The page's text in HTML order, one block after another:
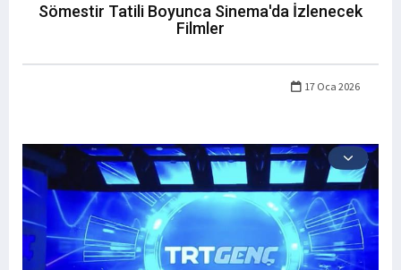
Sömestir Tatili Boyunca Sinema'da İzlenecek
Filmler
17 Oca 2026